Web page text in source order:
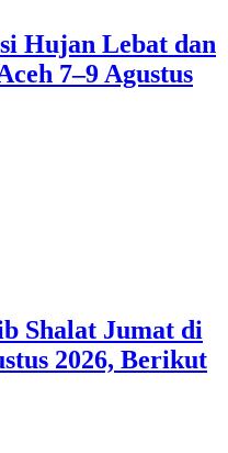
Hujan Lebat dan
7–9 Agustus
Shalat Jumat di
2026, Berikut